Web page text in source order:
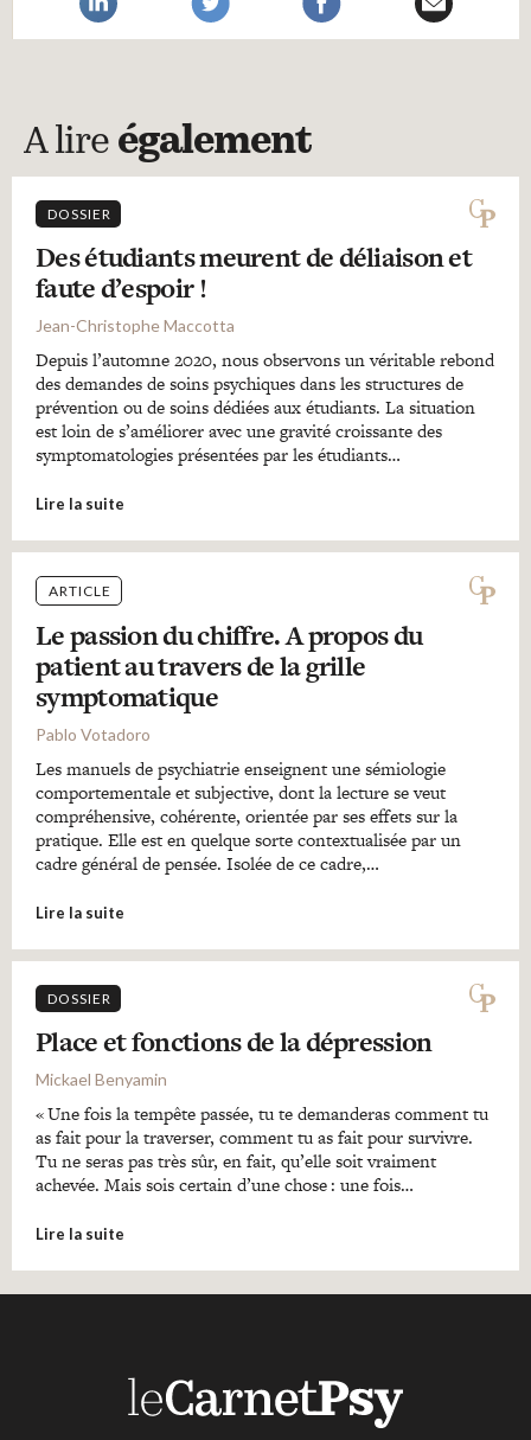
A lire également
DOSSIER
Des étudiants meurent de déliaison et
faute d’espoir !
Jean-Christophe Maccotta
Depuis l’automne 2020, nous observons un véritable rebond
des demandes de soins psychiques dans les structures de
prévention ou de soins dédiées aux étudiants. La situation
est loin de s’améliorer avec une gravité croissante des
symptomatologies présentées par les étudiants…
Lire la suite
ARTICLE
Le passion du chiffre. A propos du
patient au travers de la grille
symptomatique
Pablo Votadoro
Les manuels de psychiatrie enseignent une sémiologie
comportementale et subjective, dont la lecture se veut
compréhensive, cohérente, orientée par ses effets sur la
pratique. Elle est en quelque sorte contextualisée par un
cadre général de pensée. Isolée de ce cadre,…
Lire la suite
DOSSIER
Place et fonctions de la dépression
Mickael Benyamin
« Une fois la tempête passée, tu te demanderas comment tu
as fait pour la traverser, comment tu as fait pour survivre.
Tu ne seras pas très sûr, en fait, qu’elle soit vraiment
achevée. Mais sois certain d’une chose : une fois…
Lire la suite